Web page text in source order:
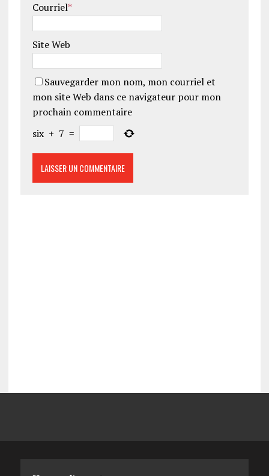
Courriel*
Site Web
Sauvegarder mon nom, mon courriel et
mon site Web dans ce navigateur pour mon
prochain commentaire
six + 7 =